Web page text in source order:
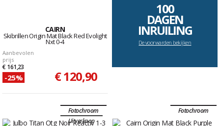
CAIRN
Skibrillen Origin Mat Black Red Evolight
Nxt 0-4
Aanbevolen
prijs
€ 161,23
-25% € 120,90
100
DAGEN
INRUILING
De voorwarden bekijken
Fotochroom
Uitverkoop
Fotochroom